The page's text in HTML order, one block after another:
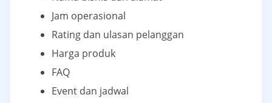
Jam operasional
Rating dan ulasan pelanggan
Harga produk
FAQ
Event dan jadwal